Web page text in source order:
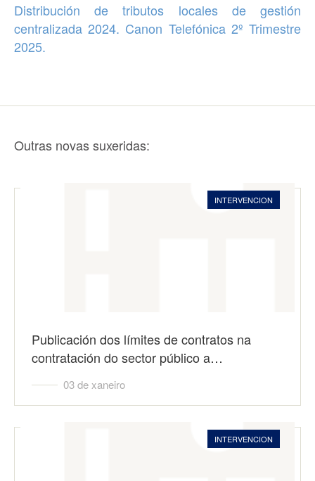
Distribución de tributos locales de gestión
centralizada 2024. Canon Telefónica 2º Trimestre
2025.​​​​​​​​​
Outras novas suxeridas:
INTERVENCION
Publicación dos límites de contratos na
contratación do sector público a…
03 de xaneiro
INTERVENCION